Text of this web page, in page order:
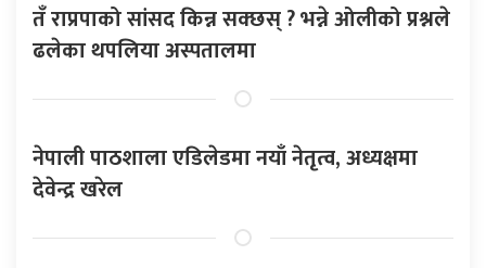
तँ राप्रपाको सांसद किन्न सक्छस् ? भन्ने ओलीको प्रश्नले
ढलेका थपलिया अस्पतालमा
नेपाली पाठशाला एडिलेडमा नयाँ नेतृत्व, अध्यक्षमा
देवेन्द्र खरेल